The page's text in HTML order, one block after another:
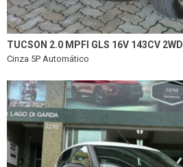
TUCSON 2.0 MPFI GLS 16V 143CV 2WD
Cinza 5P Automático